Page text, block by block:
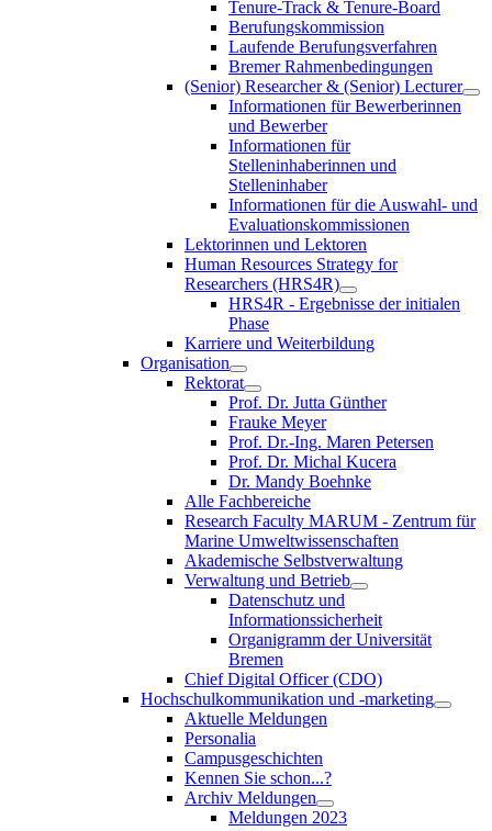
Tenure-Track & Tenure-Board
Berufungskommission
Laufende Berufungsverfahren
Bremer Rahmenbedingungen
(Senior) Researcher & (Senior) Lecturer
Informationen für Bewerberinnen
und Bewerber
Informationen für
Stelleninhaberinnen und
Stelleninhaber
Informationen für die Auswahl- und
Evaluationskommissionen
Lektorinnen und Lektoren
Human Resources Strategy for
Researchers (HRS4R)
HRS4R - Ergebnisse der initialen
Phase
Karriere und Weiterbildung
Organisation
Rektorat
Prof. Dr. Jutta Günther
Frauke Meyer
Prof. Dr.-Ing. Maren Petersen
Prof. Dr. Michal Kucera
Dr. Mandy Boehnke
Alle Fachbereiche
Research Faculty MARUM - Zentrum für
Marine Umweltwissenschaften
Akademische Selbstverwaltung
Verwaltung und Betrieb
Datenschutz und
Informationssicherheit
Organigramm der Universität
Bremen
Chief Digital Officer (CDO)
Hochschulkommunikation und -marketing
Aktuelle Meldungen
Personalia
Campusgeschichten
Kennen Sie schon...?
Archiv Meldungen
Meldungen 2023